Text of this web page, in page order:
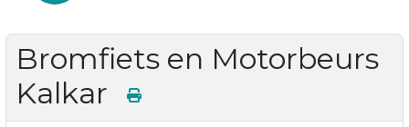
Bromfiets en Motorbeurs
Kalkar